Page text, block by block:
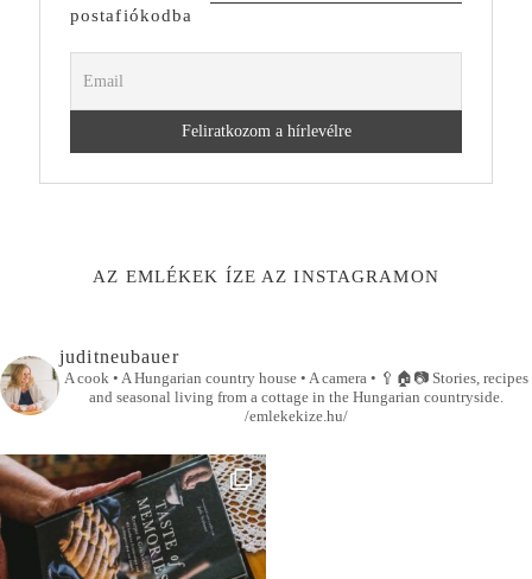
postafiókodba
AZ EMLÉKEK ÍZE AZ INSTAGRAMON
juditneubauer
A cook • A Hungarian country house • A camera • 🥄🏠📷Stories, recipes
and seasonal living from a cottage in the Hungarian countryside.
/emlekekize.hu/